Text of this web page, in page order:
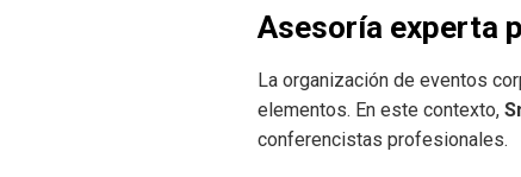
Asesoría experta
La organización de eventos
elementos. En este contexto,
conferencistas profesionales.